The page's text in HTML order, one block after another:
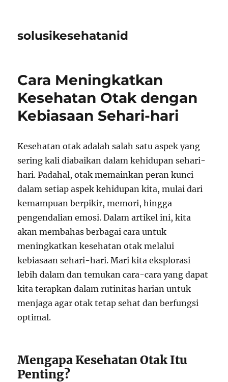
solusikesehatanid
Cara Meningkatkan
Kesehatan Otak dengan
Kebiasaan Sehari-hari
Kesehatan otak adalah salah satu aspek yang
sering kali diabaikan dalam kehidupan sehari-
hari. Padahal, otak memainkan peran kunci
dalam setiap aspek kehidupan kita, mulai dari
kemampuan berpikir, memori, hingga
pengendalian emosi. Dalam artikel ini, kita
akan membahas berbagai cara untuk
meningkatkan kesehatan otak melalui
kebiasaan sehari-hari. Mari kita eksplorasi
lebih dalam dan temukan cara-cara yang dapat
kita terapkan dalam rutinitas harian untuk
menjaga agar otak tetap sehat dan berfungsi
optimal.
Mengapa Kesehatan Otak Itu
Penting?